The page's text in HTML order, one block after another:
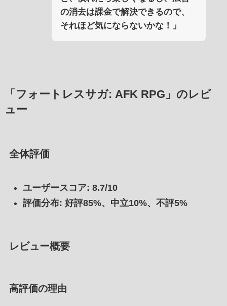
の消去は課金で解決できるので、
それほど気にならないかな！」
「フォートレスサガ: AFK RPG」のレビ
ュー
全体評価
ユーザースコア: 8.7/10
評価分布: 好評85%、中立10%、不評5%
レビュー概要
高評価の理由